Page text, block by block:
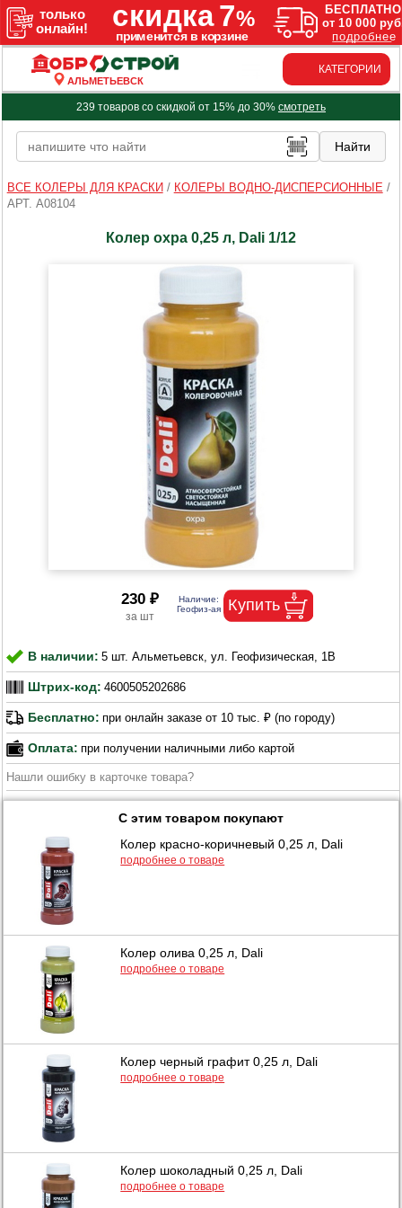
АЛЬМЕТЬЕВСК
КАТЕГОРИИ
239 товаров со скидкой от 15% до 30% смотреть
ВСЕ КОЛЕРЫ ДЛЯ КРАСКИ / КОЛЕРЫ ВОДНО-ДИСПЕРСИОННЫЕ /
АРТ. A08104
Колер охра 0,25 л, Dali 1/12
230 ₽
В наличии: 5 шт. Альметьевск, ул. Геофизическая, 1В
Штрих-код: 4600505202686
Бесплатно: при онлайн заказе от 10 тыс. ₽ (по городу)
Оплата: при получении наличными либо картой
Нашли ошибку в карточке товара?
С этим товаром покупают
Колер красно-коричневый 0,25 л, Dali
подробнее о товаре
Колер олива 0,25 л, Dali
подробнее о товаре
Колер черный графит 0,25 л, Dali
подробнее о товаре
Колер шоколадный 0,25 л, Dali
подробнее о товаре